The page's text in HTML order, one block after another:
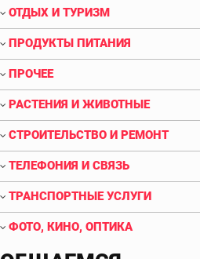
ОТДЫХ И ТУРИЗМ
ПРОДУКТЫ ПИТАНИЯ
ПРОЧЕЕ
РАСТЕНИЯ И ЖИВОТНЫЕ
СТРОИТЕЛЬСТВО И РЕМОНТ
ТЕЛЕФОНИЯ И СВЯЗЬ
ТРАНСПОРТНЫЕ УСЛУГИ
ФОТО, КИНО, ОПТИКА